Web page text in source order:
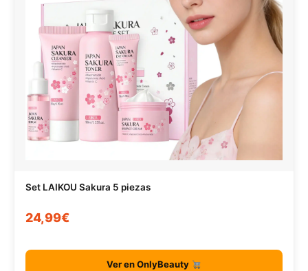
Set LAIKOU Sakura 5 piezas
24,99€
Ver en OnlyBeauty